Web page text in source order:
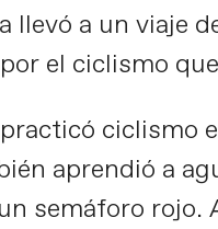
llevó a un viaje
el ciclismo
aprendió a
semáforo rojo.